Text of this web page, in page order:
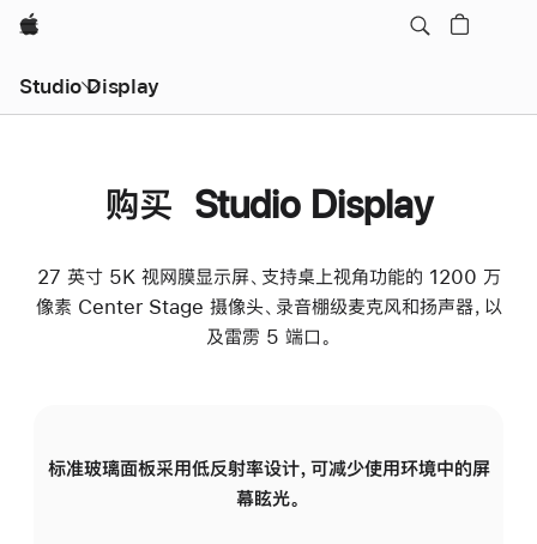
Apple
Studio Display
购买 Studio Display
27 英寸 5K 视网膜显示屏、支持桌上视角功能的 1200 万
像素 Center Stage 摄像头、录音棚级麦克风和扬声器，以
及雷雳 5 端口。
标准玻璃面板采用低反射率设计，可减少使用环境中的屏
幕眩光。